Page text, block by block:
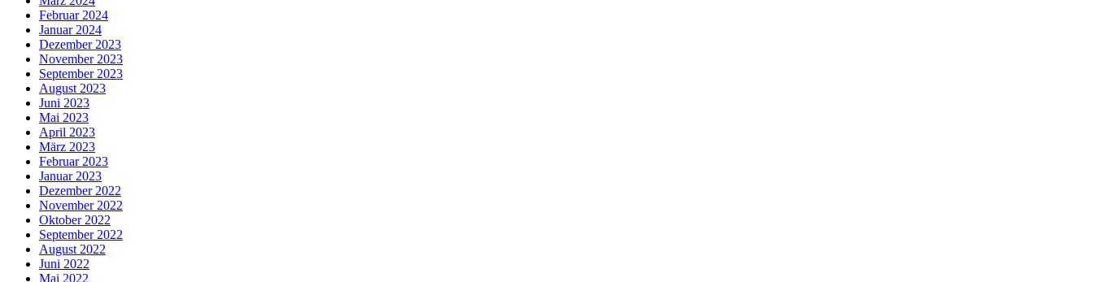
Februar 2024
Januar 2024
Dezember 2023
November 2023
September 2023
August 2023
Juni 2023
Mai 2023
April 2023
März 2023
Februar 2023
Januar 2023
Dezember 2022
November 2022
Oktober 2022
September 2022
August 2022
Juni 2022
Mai 2022